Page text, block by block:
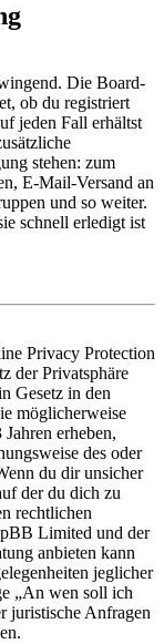
Die Board-
ob du registriert
jeden Fall erhältst
stehen: zum
E-Mail-Versand an
und so weiter.
schnell erledigt ist
Privacy Protection
der Privatsphäre
Gesetz in den
möglicherweise
erheben,
des oder
du dir unsicher
der du dich zu
rechtlichen
Limited und der
anbieten kann
jeglicher
„An wen soll ich
juristische Anfragen